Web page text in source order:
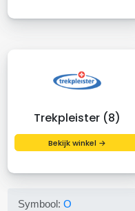
Trekpleister (8)
Bekijk winkel →
Symbool:O